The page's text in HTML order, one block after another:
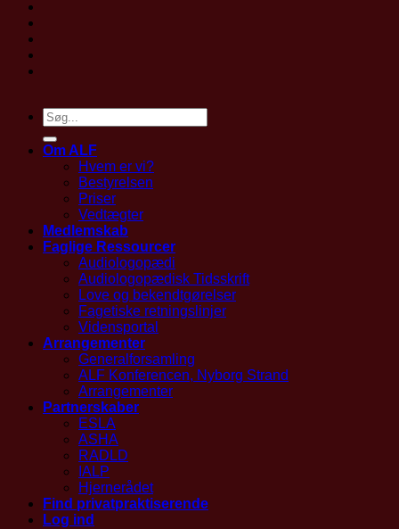
Om ALF
Hvem er vi?
Bestyrelsen
Priser
Vedtægter
Medlemskab
Faglige Ressourcer
Audiologopædi
Audiologopædisk Tidsskrift
Love og bekendtgørelser
Fagetiske retningslinjer
Vidensportal
Arrangementer
Generalforsamling
ALF Konferencen, Nyborg Strand
Arrangementer
Partnerskaber
ESLA
ASHA
RADLD
IALP
Hjernerådet
Find privatpraktiserende
Log ind